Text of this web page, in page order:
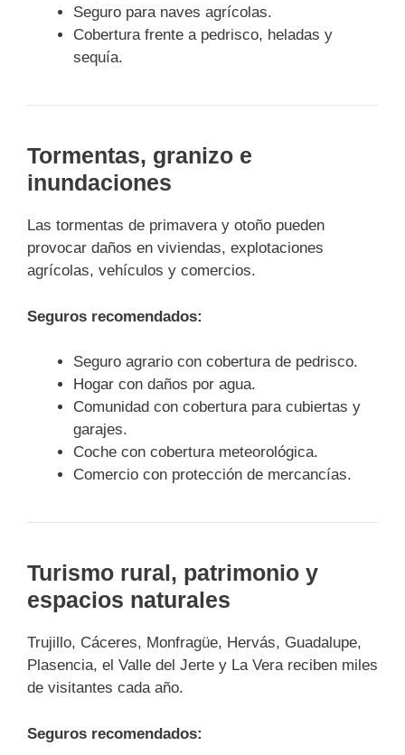
Seguro para naves agrícolas.
Cobertura frente a pedrisco, heladas y
sequía.
Tormentas, granizo e
inundaciones
Las tormentas de primavera y otoño pueden
provocar daños en viviendas, explotaciones
agrícolas, vehículos y comercios.
Seguros recomendados:
Seguro agrario con cobertura de pedrisco.
Hogar con daños por agua.
Comunidad con cobertura para cubiertas y
garajes.
Coche con cobertura meteorológica.
Comercio con protección de mercancías.
Turismo rural, patrimonio y
espacios naturales
Trujillo, Cáceres, Monfragüe, Hervás, Guadalupe,
Plasencia, el Valle del Jerte y La Vera reciben miles
de visitantes cada año.
Seguros recomendados: